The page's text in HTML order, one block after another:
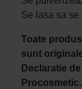
Se lasa sa se
Toate
sunt
Declaratie